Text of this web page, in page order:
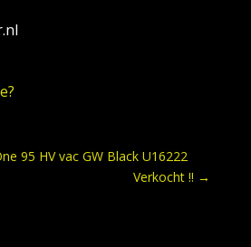
95 HV vac GW Black U16222
Verkocht !! →